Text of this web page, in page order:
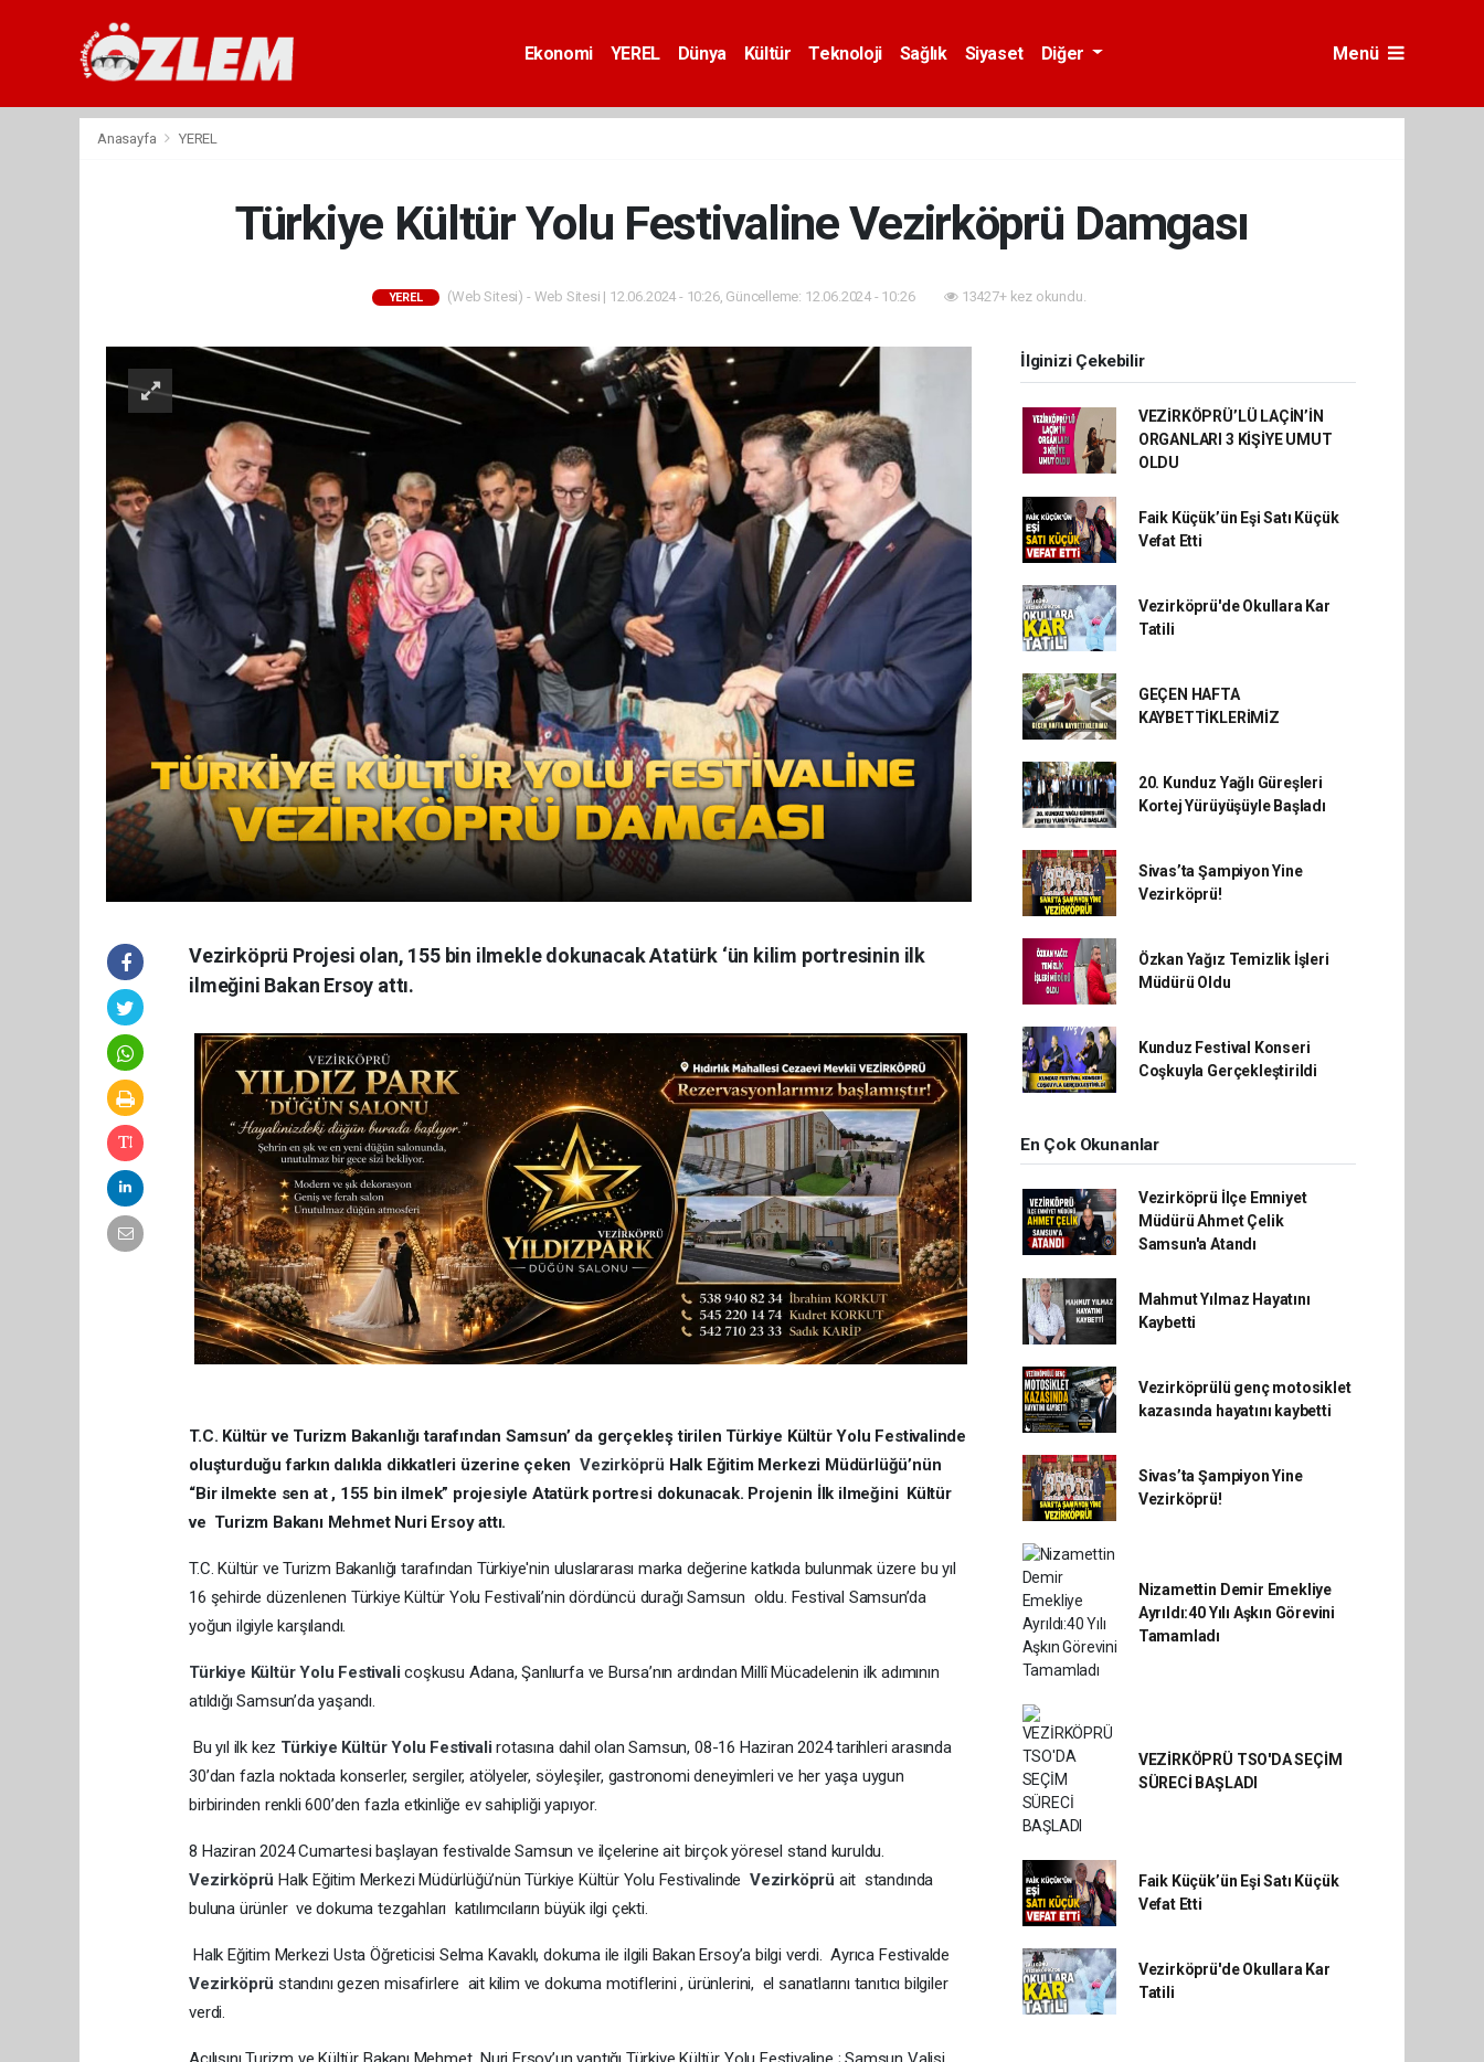
Ekonomi YEREL Dünya Kültür Teknoloji Sağlık Siyaset Diğer Menü
Anasayfa YEREL
Türkiye Kültür Yolu Festivaline Vezirköprü Damgası
YEREL (Web Sitesi) - Web Sitesi | 12.06.2024 - 10:26, Güncelleme: 12.06.2024 - 10:26 13427+ kez okundu.
Vezirköprü Projesi olan, 155 bin ilmekle dokunacak Atatürk ‘ün kilim portresinin ilk
ilmeğini Bakan Ersoy attı.
T.C. Kültür ve Turizm Bakanlığı tarafından Samsun’ da gerçekleş tirilen Türkiye Kültür Yolu Festivalinde
oluşturduğu farkın dalıkla dikkatleri üzerine çeken Vezirköprü Halk Eğitim Merkezi Müdürlüğü’nün
“Bir ilmekte sen at , 155 bin ilmek” projesiyle Atatürk portresi dokunacak. Projenin İlk ilmeğini Kültür
ve Turizm Bakanı Mehmet Nuri Ersoy attı.
T.C. Kültür ve Turizm Bakanlığı tarafından Türkiye'nin uluslararası marka değerine katkıda bulunmak üzere bu yıl
16 şehirde düzenlenen Türkiye Kültür Yolu Festivali’nin dördüncü durağı Samsun oldu. Festival Samsun’da
yoğun ilgiyle karşılandı.
Türkiye Kültür Yolu Festivalicoşkusu Adana, Şanlıurfa ve Bursa’nın ardından Millî Mücadelenin ilk adımının
atıldığı Samsun’da yaşandı.
Bu yıl ilk kez Türkiye Kültür Yolu Festivalirotasına dahil olan Samsun, 08-16 Haziran 2024 tarihleri arasında
30’dan fazla noktada konserler, sergiler, atölyeler, söyleşiler, gastronomi deneyimleri ve her yaşa uygun
birbirinden renkli 600’den fazla etkinliğe ev sahipliği yapıyor.
8 Haziran 2024 Cumartesi başlayan festivalde Samsun ve ilçelerine ait birçok yöresel stand kuruldu.
Vezirköprü Halk Eğitim Merkezi Müdürlüğü’nün Türkiye Kültür Yolu Festivalinde Vezirköprü ait standında
buluna ürünler ve dokuma tezgahları katılımcıların büyük ilgi çekti.
Halk Eğitim Merkezi Usta Öğreticisi Selma Kavaklı, dokuma ile ilgili Bakan Ersoy’a bilgi verdi. Ayrıca Festivalde
Vezirköprü standını gezen misafirlere ait kilim ve dokuma motiflerini , ürünlerini, el sanatlarını tanıtıcı bilgiler
verdi.
İlginizi Çekebilir
VEZİRKÖPRÜ’LÜ LAÇİN’İN
ORGANLARI 3 KİŞİYE UMUT
OLDU
Faik Küçük’ün Eşi Satı Küçük
Vefat Etti
Vezirköprü'de Okullara Kar
Tatili
GEÇEN HAFTA
KAYBETTİKLERİMİZ
20. Kunduz Yağlı Güreşleri
Kortej Yürüyüşüyle Başladı
Sivas’ta Şampiyon Yine
Vezirköprü!
Özkan Yağız Temizlik İşleri
Müdürü Oldu
Kunduz Festival Konseri
Coşkuyla Gerçekleştirildi
En Çok Okunanlar
Vezirköprü İlçe Emniyet
Müdürü Ahmet Çelik
Samsun'a Atandı
Mahmut Yılmaz Hayatını
Kaybetti
Vezirköprülü genç motosiklet
kazasında hayatını kaybetti
Sivas’ta Şampiyon Yine
Vezirköprü!
Nizamettin Demir Emekliye
Ayrıldı:40 Yılı Aşkın Görevini
Tamamladı
VEZİRKÖPRÜ TSO'DA SEÇİM
SÜRECİ BAŞLADI
Faik Küçük’ün Eşi Satı Küçük
Vefat Etti
Vezirköprü'de Okullara Kar
Tatili